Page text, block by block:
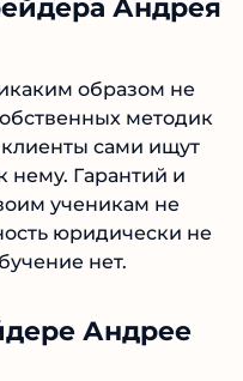
образом не
клиенты
к нему.
своим
деятельность